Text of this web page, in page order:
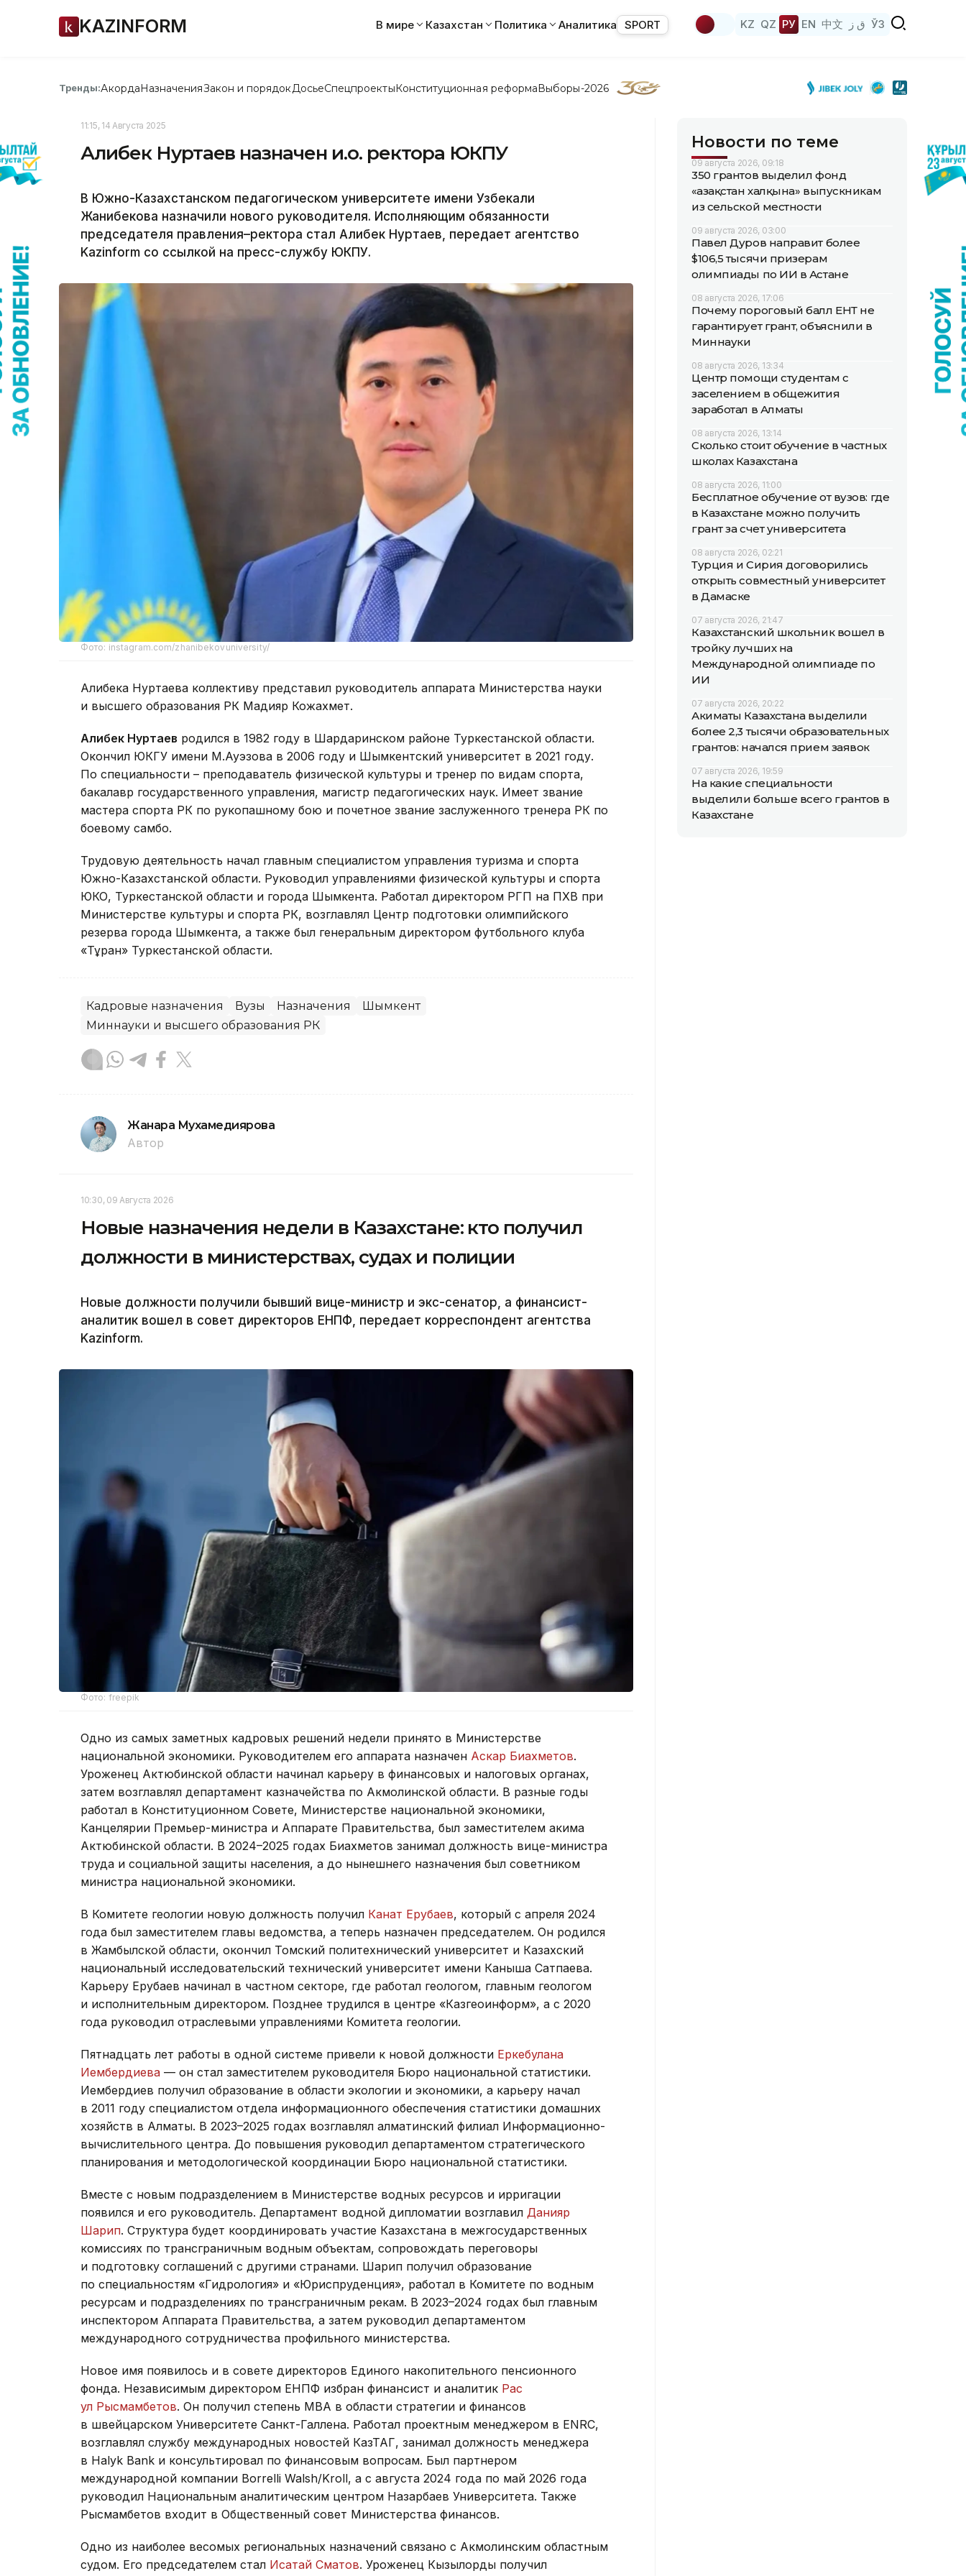
KAZINFORM В мире Казахстан Политика Аналитика SPORT KZ QZ РУ EN 中文 ق ز ЎЗ
Тренды:АкордаНазначенияЗакон и порядок ДосьеСпецпроектыКонституционная реформаВыборы-2026
11:15, 14 Августа 2025
Алибек Нуртаев назначен и.о. ректора ЮКПУ
В Южно-Казахстанском педагогическом университете имени Узбекали
Жанибекова назначили нового руководителя. Исполняющим обязанности
председателя правления–ректора стал Алибек Нуртаев, передает агентство
Kazinform со ссылкой на пресс-службу ЮКПУ.
Фото: instagram.com/zhanibekovuniversity/
Алибека Нуртаева коллективу представил руководитель аппарата Министерства науки
и высшего образования РК Мадияр Кожахмет.
Алибек Нуртаев родился в 1982 году в Шардаринском районе Туркестанской области.
Окончил ЮКГУ имени М.Ауэзова в 2006 году и Шымкентский университет в 2021 году.
По специальности – преподаватель физической культуры и тренер по видам спорта,
бакалавр государственного управления, магистр педагогических наук. Имеет звание
мастера спорта РК по рукопашному бою и почетное звание заслуженного тренера РК по
боевому самбо.
Трудовую деятельность начал главным специалистом управления туризма и спорта
Южно-Казахстанской области. Руководил управлениями физической культуры и спорта
ЮКО, Туркестанской области и города Шымкента. Работал директором РГП на ПХВ при
Министерстве культуры и спорта РК, возглавлял Центр подготовки олимпийского
резерва города Шымкента, а также был генеральным директором футбольного клуба
«Тұран» Туркестанской области.
Кадровые назначения Вузы Назначения
Шымкент
Миннауки и высшего образования РК
Жанара Мухамедиярова
Автор
10:30, 09 Августа 2026
Новые назначения недели в Казахстане: кто получил
должности в министерствах, судах и полиции
Новые должности получили бывший вице-министр и экс-сенатор, а финансист-
аналитик вошел в совет директоров ЕНПФ, передает корреспондент агентства
Kazinform.
Фото: freepik
Одно из самых заметных кадровых решений недели принято в Министерстве
национальной экономики. Руководителем его аппарата назначен Аскар Биахметов.
Уроженец Актюбинской области начинал карьеру в финансовых и налоговых органах,
затем возглавлял департамент казначейства по Акмолинской области. В разные годы
работал в Конституционном Совете, Министерстве национальной экономики,
Канцелярии Премьер-министра и Аппарате Правительства, был заместителем акима
Актюбинской области. В 2024–2025 годах Биахметов занимал должность вице-министра
труда и социальной защиты населения, а до нынешнего назначения был советником
министра национальной экономики.
В Комитете геологии новую должность получил Канат Ерубаев, который с апреля 2024
года был заместителем главы ведомства, а теперь назначен председателем. Он родился
в Жамбылской области, окончил Томский политехнический университет и Казахский
национальный исследовательский технический университет имени Каныша Сатпаева.
Карьеру Ерубаев начинал в частном секторе, где работал геологом, главным геологом
и исполнительным директором. Позднее трудился в центре «Казгеоинформ», а с 2020
года руководил отраслевыми управлениями Комитета геологии.
Пятнадцать лет работы в одной системе привели к новой должности Еркебулана
Иембердиева — он стал заместителем руководителя Бюро национальной статистики.
Иембердиев получил образование в области экологии и экономики, а карьеру начал
в 2011 году специалистом отдела информационного обеспечения статистики домашних
хозяйств в Алматы. В 2023–2025 годах возглавлял алматинский филиал Информационно-
вычислительного центра. До повышения руководил департаментом стратегического
планирования и методологической координации Бюро национальной статистики.
Вместе с новым подразделением в Министерстве водных ресурсов и ирригации
появился и его руководитель. Департамент водной дипломатии возглавил Данияр
Шарип. Структура будет координировать участие Казахстана в межгосударственных
комиссиях по трансграничным водным объектам, сопровождать переговоры
и подготовку соглашений с другими странами. Шарип получил образование
по специальностям «Гидрология» и «Юриспруденция», работал в Комитете по водным
ресурсам и подразделениях по трансграничным рекам. В 2023–2024 годах был главным
инспектором Аппарата Правительства, а затем руководил департаментом
международного сотрудничества профильного министерства.
Новое имя появилось и в совете директоров Единого накопительного пенсионного
фонда. Независимым директором ЕНПФ избран финансист и аналитик Рас
ул Рысмамбетов. Он получил степень MBA в области стратегии и финансов
в швейцарском Университете Санкт-Галлена. Работал проектным менеджером в ENRC,
возглавлял службу международных новостей КазТАГ, занимал должность менеджера
в Halyk Bank и консультировал по финансовым вопросам. Был партнером
международной компании Borrelli Walsh/Kroll, а с августа 2024 года по май 2026 года
руководил Национальным аналитическим центром Назарбаев Университета. Также
Рысмамбетов входит в Общественный совет Министерства финансов.
Одно из наиболее весомых региональных назначений связано с Акмолинским областным
судом. Его председателем стал Исатай Сматов. Уроженец Кызылорды получил
Новости по теме
09 августа 2026, 09:18
350 грантов выделил фонд
«Қазақстан халқына» выпускникам
из сельской местности
09 августа 2026, 03:00
Павел Дуров направит более
$106,5 тысячи призерам
олимпиады по ИИ в Астане
08 августа 2026, 17:06
Почему пороговый балл ЕНТ не
гарантирует грант, объяснили в
Миннауки
08 августа 2026, 13:34
Центр помощи студентам с
заселением в общежития
заработал в Алматы
08 августа 2026, 13:14
Сколько стоит обучение в частных
школах Казахстана
08 августа 2026, 11:00
Бесплатное обучение от вузов: где
в Казахстане можно получить
грант за счет университета
08 августа 2026, 02:21
Турция и Сирия договорились
открыть совместный университет
в Дамаске
07 августа 2026, 21:47
Казахстанский школьник вошел в
тройку лучших на
Международной олимпиаде по
ИИ
07 августа 2026, 20:22
Акиматы Казахстана выделили
более 2,3 тысячи образовательных
грантов: начался прием заявок
07 августа 2026, 19:59
На какие специальности
выделили больше всего грантов в
Казахстане